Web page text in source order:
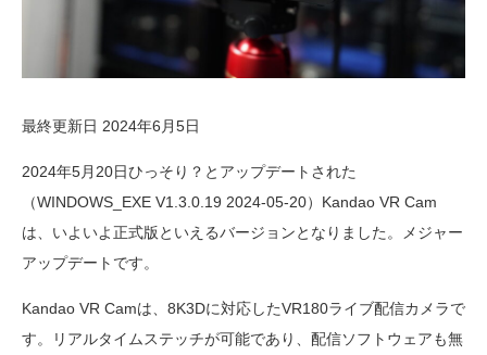
最終更新日 2024年6月5日
2024年5月20日ひっそり？とアップデートされた
（WINDOWS_EXE V1.3.0.19 2024-05-20）Kandao VR Cam
は、いよいよ正式版といえるバージョンとなりました。メジャー
アップデートです。
Kandao VR Camは、8K3Dに対応したVR180ライブ配信カメラで
す。リアルタイムステッチが可能であり、配信ソフトウェアも無